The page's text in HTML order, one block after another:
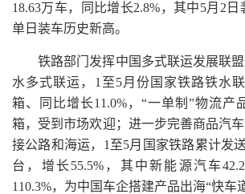
18.63万车，同比增长2.8%，其中5月2日
单日装车历史新高。
铁路部门发挥中国多式联运发展联
水多式联运，1至5月份国家铁路铁水
箱、同比增长11.0%，“一单制”物流产
箱，受到市场欢迎；进一步完善商品汽
接公路和海运，1至5月国家铁路累计发
台，增长55.5%，其中新能源汽车
110.3%，为中国车企搭建产品出海“快车道